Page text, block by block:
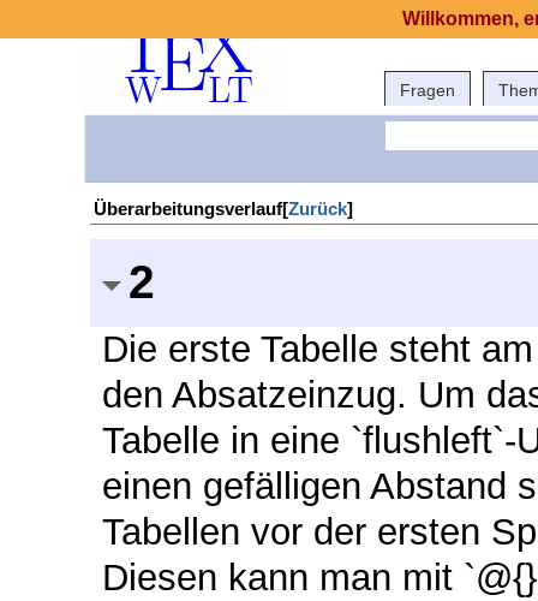
Fragen
Überarbeitungsverlauf[Zurück]
2
Die erste Tabelle steht
den Absatzeinzug. Um
Tabelle in eine `flushleft`-
einen gefälligen Abstand
Tabellen vor der ersten
Diesen kann man mit
Willkommen,